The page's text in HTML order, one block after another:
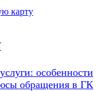
карту
особенности
обращения в ГК